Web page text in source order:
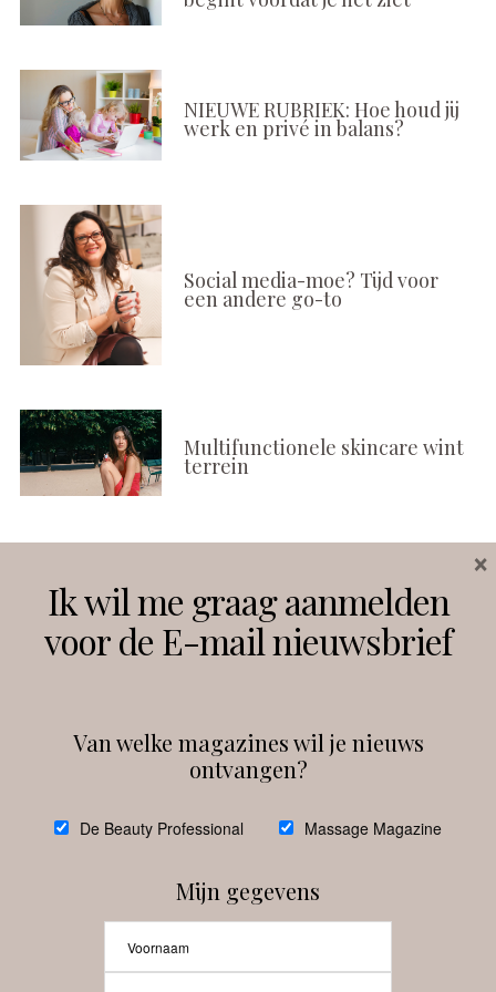
NIEUWE RUBRIEK: Hoe houd jij
werk en privé in balans?
Social media-moe? Tijd voor
een andere go-to
Multifunctionele skincare wint
terrein
Instagram Facebook
debeautyprofessional
Ik wil me graag aanmelden
voor de E-mail nieuwsbrief
Van welke magazines wil je nieuws
ontvangen?
De Beauty Professional Massage Magazine
Mijn gegevens
×